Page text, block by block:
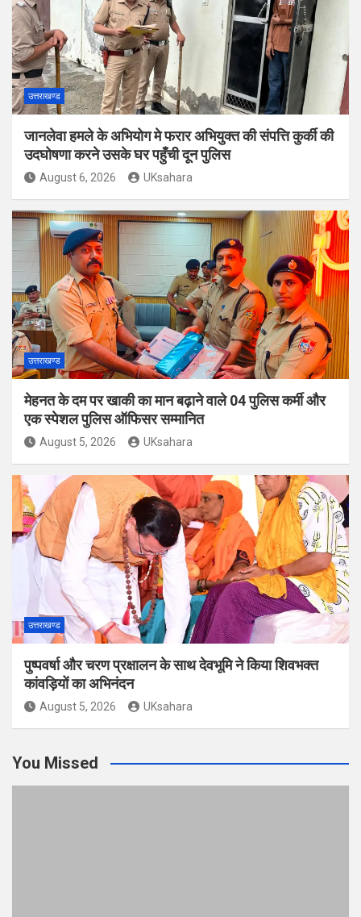
उत्तराखण्ड
जानलेवा हमले के अभियोग मे फरार अभियुक्त की संपत्ति कुर्की की
उदघोषणा करने उसके घर पहुँची दून पुलिस
August 6, 2026 UKsahara
उत्तराखण्ड
मेहनत के दम पर खाकी का मान बढ़ाने वाले 04 पुलिस कर्मी और
एक स्पेशल पुलिस ऑफिसर सम्मानित
August 5, 2026 UKsahara
उत्तराखण्ड
पुष्पवर्षा और चरण प्रक्षालन के साथ देवभूमि ने किया शिवभक्त
कांवड़ियों का अभिनंदन
August 5, 2026 UKsahara
You Missed